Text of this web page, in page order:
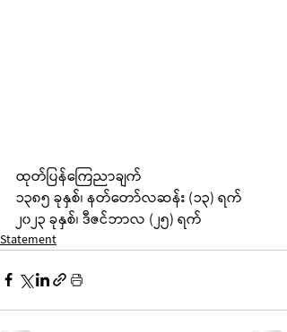
ထုတ်ပြန်ကြေညာချက်
၁၃၈၅ ခုနှစ်၊ နတ်တော်လဆန်း (၁၃) ရက်
၂၀၂၃ ခုနှစ်၊ ဒီဇင်ဘာလ (၂၅) ရက်
Statement